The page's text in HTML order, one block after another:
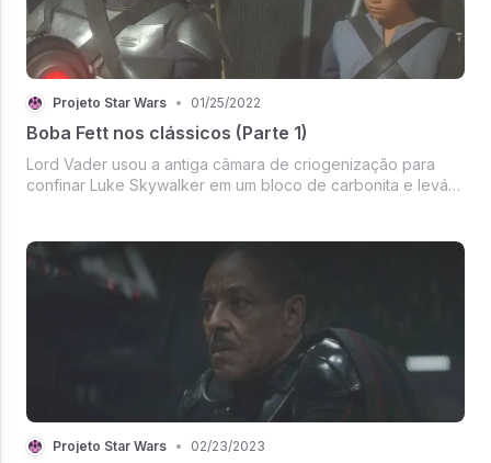
Projeto Star Wars • 01/25/2022
Boba Fett nos clássicos (Parte 1)
Lord Vader usou a antiga câmara de criogenização para
confinar Luke Skywalker em um bloco de carbonita e levá-
Vader decide fazer um ...
Projeto Star Wars • 02/23/2023